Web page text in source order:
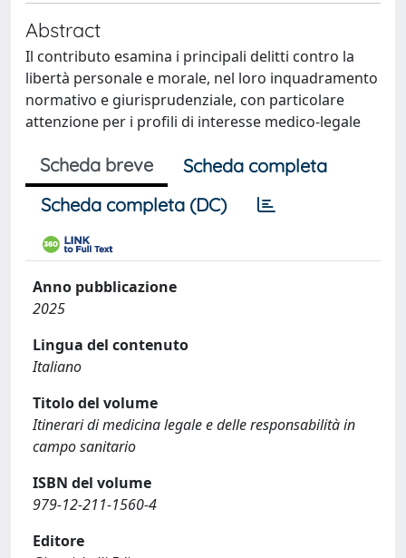
Abstract
Il contributo esamina i principali delitti contro la
libertà personale e morale, nel loro inquadramento
normativo e giurisprudenziale, con particolare
attenzione per i profili di interesse medico-legale
Scheda breve
Scheda completa
Scheda completa (DC)
Anno pubblicazione
2025
Lingua del contenuto
Italiano
Titolo del volume
Itinerari di medicina legale e delle responsabilità in
campo sanitario
ISBN del volume
979-12-211-1560-4
Editore